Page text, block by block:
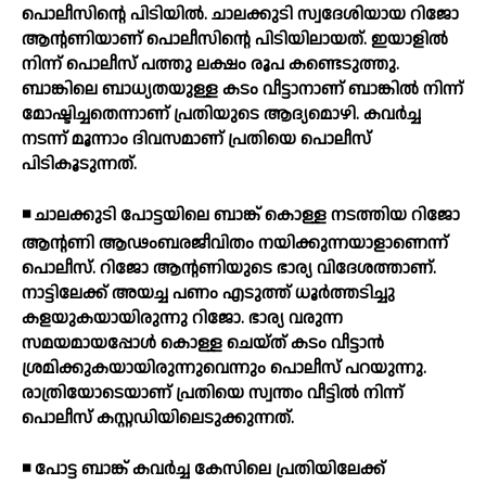
പൊലീസിന്റെ പിടിയില്‍. ചാലക്കുടി സ്വദേശിയായ റിജോ
ആന്റണിയാണ് പൊലീസിന്റെ പിടിയിലായത്. ഇയാളില്‍
നിന്ന് പൊലീസ് പത്തു ലക്ഷം രൂപ കണ്ടെടുത്തു.
ബാങ്കിലെ ബാധ്യതയുള്ള കടം വീട്ടാനാണ് ബാങ്കില്‍ നിന്ന്
മോഷ്ടിച്ചതെന്നാണ് പ്രതിയുടെ ആദ്യമൊഴി. കവര്‍ച്ച
നടന്ന് മൂന്നാം ദിവസമാണ് പ്രതിയെ പൊലീസ്
പിടികൂടുന്നത്.
◾ ചാലക്കുടി പോട്ടയിലെ ബാങ്ക് കൊള്ള നടത്തിയ റിജോ
ആന്റണി ആഢംബരജീവിതം നയിക്കുന്നയാളാണെന്ന്
പൊലീസ്. റിജോ ആന്റണിയുടെ ഭാര്യ വിദേശത്താണ്.
നാട്ടിലേക്ക് അയച്ച പണം എടുത്ത് ധൂര്‍ത്തടിച്ചു
കളയുകയായിരുന്നു റിജോ. ഭാര്യ വരുന്ന
സമയമായപ്പോള്‍ കൊള്ള ചെയ്ത് കടം വീട്ടാന്‍
ശ്രമിക്കുകയായിരുന്നുവെന്നും പൊലീസ് പറയുന്നു.
രാത്രിയോടെയാണ് പ്രതിയെ സ്വന്തം വീട്ടില്‍ നിന്ന്
പൊലീസ് കസ്റ്റഡിയിലെടുക്കുന്നത്.
◾ പോട്ട ബാങ്ക് കവര്‍ച്ച കേസിലെ പ്രതിയിലേക്ക്